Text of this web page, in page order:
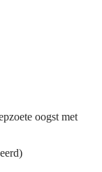
oogst met